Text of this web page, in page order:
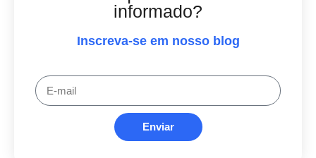
informado?
Inscreva-se em nosso blog
Enviar